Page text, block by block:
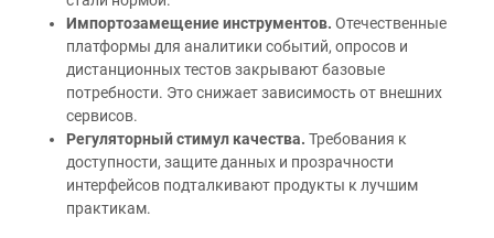
Импортозамещение инструментов. Отечественные
платформы для аналитики событий, опросов и
дистанционных тестов закрывают базовые
потребности. Это снижает зависимость от внешних
сервисов.
Регуляторный стимул качества. Требования к
доступности, защите данных и прозрачности
интерфейсов подталкивают продукты к лучшим
практикам.